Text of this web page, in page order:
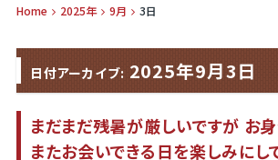
Home 2025年 9月 3日
日付アーカイブ: 2025年9月3日
まだまだ残暑が厳しいですが お
またお会いできる日を楽しみにし